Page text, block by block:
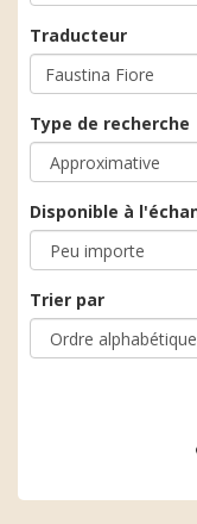
Traducteur
Type de recherche
Disponible à
Trier par